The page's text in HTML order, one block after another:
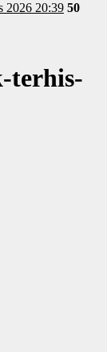
2026 20:39 50
terhis-